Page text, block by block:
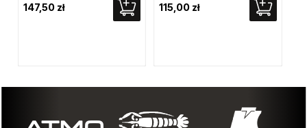
147,50 zł 115,00 zł